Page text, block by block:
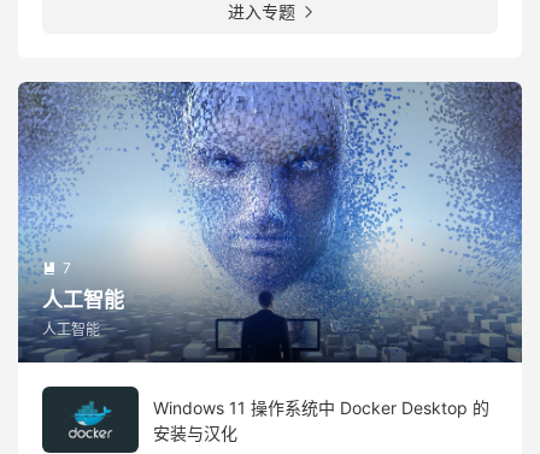
进入专题 
 7
人工智能
人工智能
Windows 11 操作系统中 Docker Desktop 的
安装与汉化